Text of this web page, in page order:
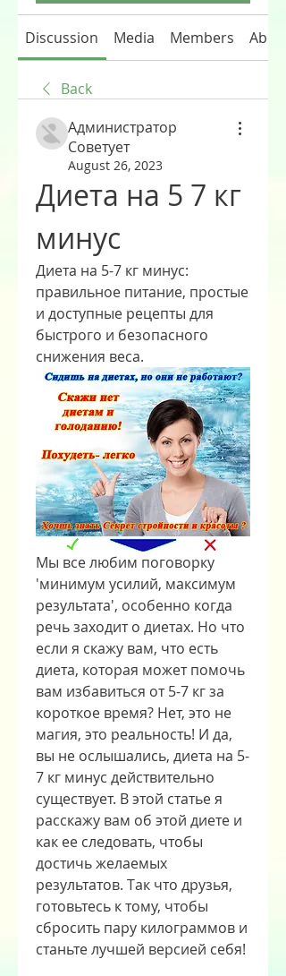
Discussion Media Members About
Back
Администратор
Советует
August 26, 2023
Диета на 5 7 кг
минус
Диета на 5-7 кг минус:
правильное питание, простые
и доступные рецепты для
быстрого и безопасного
снижения веса.
Мы все любим поговорку
'минимум усилий, максимум
результата', особенно когда
речь заходит о диетах. Но что
если я скажу вам, что есть
диета, которая может помочь
вам избавиться от 5-7 кг за
короткое время? Нет, это не
магия, это реальность! И да,
вы не ослышались, диета на 5-
7 кг минус действительно
существует. В этой статье я
расскажу вам об этой диете и
как ее следовать, чтобы
достичь желаемых
результатов. Так что друзья,
готовьтесь к тому, чтобы
сбросить пару килограммов и
станьте лучшей версией себя!